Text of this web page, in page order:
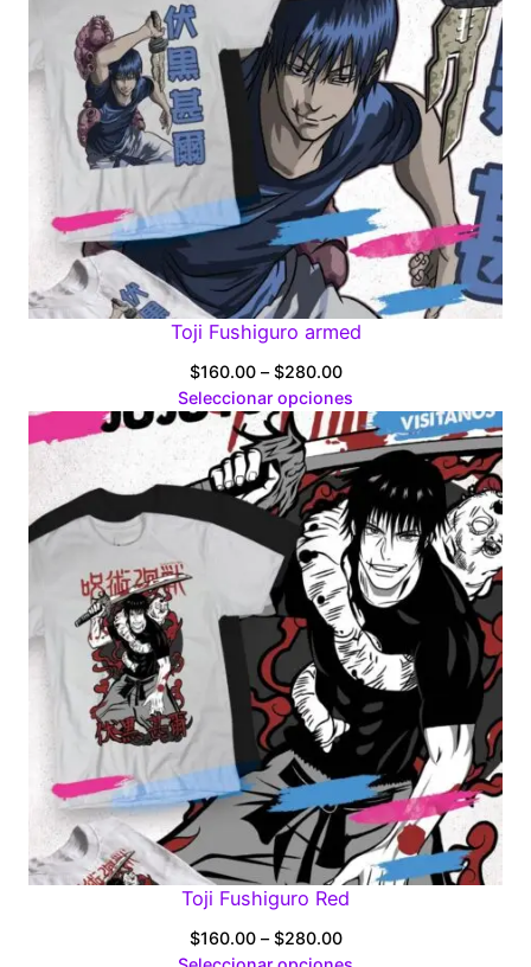
Toji Fushiguro armed
$160.00 – $280.00Price
range:
$160.00
through
$280.00
Seleccionar opciones
Toji Fushiguro Red
$160.00 – $280.00Price
range: